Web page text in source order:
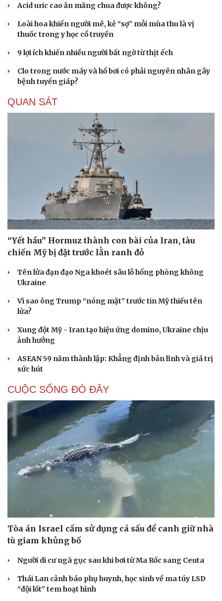
Acid uric cao ăn măng chua được không?
Loài hoa khiến người mê, kẻ “sợ” mỗi mùa thu là vị
thuốc trong y học cổ truyền
9 lợi ích khiến nhiều người bất ngờ từ thịt ếch
Clo trong nước máy và hồ bơi có phải nguyên nhân gây
bệnh tuyến giáp?
QUAN SÁT
“Yết hầu” Hormuz thành con bài của Iran, tàu
chiến Mỹ bị đặt trước lằn ranh đỏ
Tên lửa đạn đạo Nga khoét sâu lỗ hổng phòng không
Ukraine
Vì sao ông Trump “nóng mặt” trước tin Mỹ thiếu tên
lửa?
Xung đột Mỹ - Iran tạo hiệu ứng domino, Ukraine chịu
ảnh hưởng
ASEAN 59 năm thành lập: Khẳng định bản lĩnh và giá trị
sức hút
CUỘC SỐNG ĐÓ ĐÂY
Tòa án Israel cấm sử dụng cá sấu để canh giữ nhà
tù giam khủng bố
Người di cư ngã gục sau khi bơi từ Ma Rốc sang Ceuta
Thái Lan cảnh báo phụ huynh, học sinh về ma túy LSD
“đội lốt” tem hoạt hình